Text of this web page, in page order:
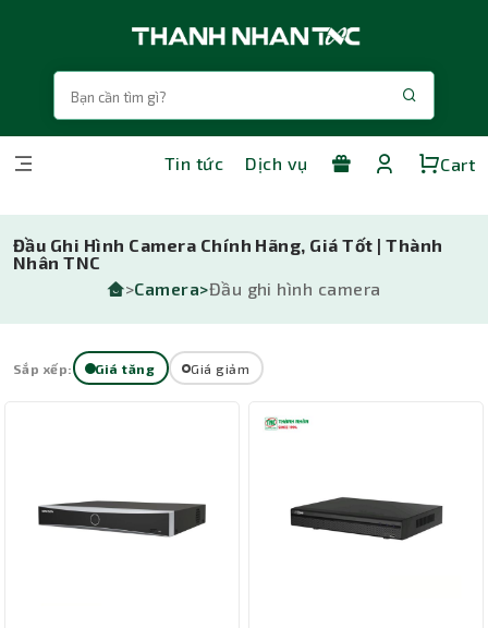
Tin tức Dịch vụ Cart
Đầu Ghi Hình Camera Chính Hãng, Giá Tốt | Thành
Nhân TNC
>Camera>Đầu ghi hình camera
Sắp xếp: Giá tăng Giá giảm